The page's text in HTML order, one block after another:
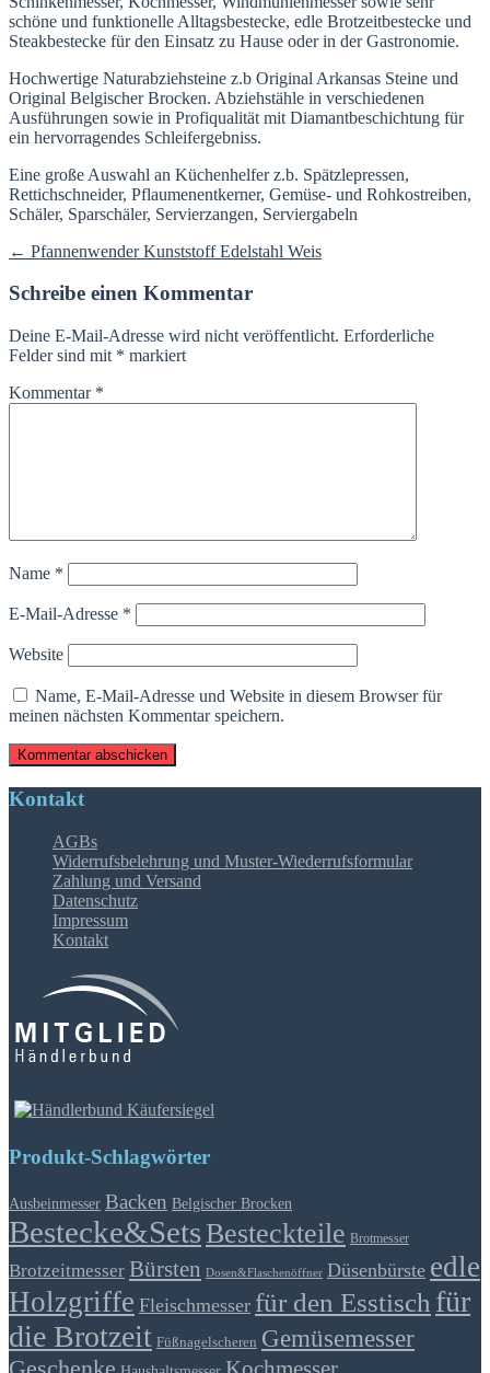
schöne und funktionelle Alltagsbestecke, edle Brotzeitbestecke und
Steakbestecke für den Einsatz zu Hause oder in der Gastronomie.
Hochwertige Naturabziehsteine z.b Original Arkansas Steine und
Original Belgischer Brocken. Abziehstähle in verschiedenen
Ausführungen sowie in Profiqualität mit Diamantbeschichtung für
ein hervorragendes Schleifergebniss.
Eine große Auswahl an Küchenhelfer z.b. Spätzlepressen,
Rettichschneider, Pflaumenentkerner, Gemüse- und Rohkostreiben,
Schäler, Sparschäler, Servierzangen, Serviergabeln
Beitragsnavigation
← Pfannenwender Kunststoff Edelstahl Weis
Schreibe einen Kommentar
Deine E-Mail-Adresse wird nicht veröffentlicht. Erforderliche
Felder sind mit * markiert
Kommentar *
Name *
E-Mail-Adresse *
Website
Name, E-Mail-Adresse und Website in diesem Browser für
meinen nächsten Kommentar speichern.
Kontakt
AGBs
Widerrufsbelehrung und Muster-Wiederrufsformular
Zahlung und Versand
Datenschutz
Impressum
Kontakt
Produkt-Schlagwörter
Ausbeinmesser Backen Belgischer Brocken
Bestecke&SetsBesteckteile Brotmesser
Brotzeitmesser Bürsten Dosen&Flaschenöffner Düsenbürste edle
Holzgriffe Fleischmesser für den Esstisch für
die Brotzeit Füßnagelscheren Gemüsemesser